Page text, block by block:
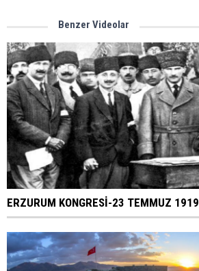
Benzer Videolar
ERZURUM KONGRESİ-23 TEMMUZ 1919